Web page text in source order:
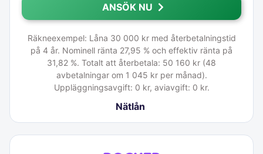
ANSÖK NU
Räkneexempel: Låna 30 000 kr med återbetalningstid
på 4 år. Nominell ränta 27,95 % och effektiv ränta på
31,82 %. Totalt att återbetala: 50 160 kr (48
avbetalningar om 1 045 kr per månad).
Uppläggningsavgift: 0 kr, aviavgift: 0 kr.
Nätlån